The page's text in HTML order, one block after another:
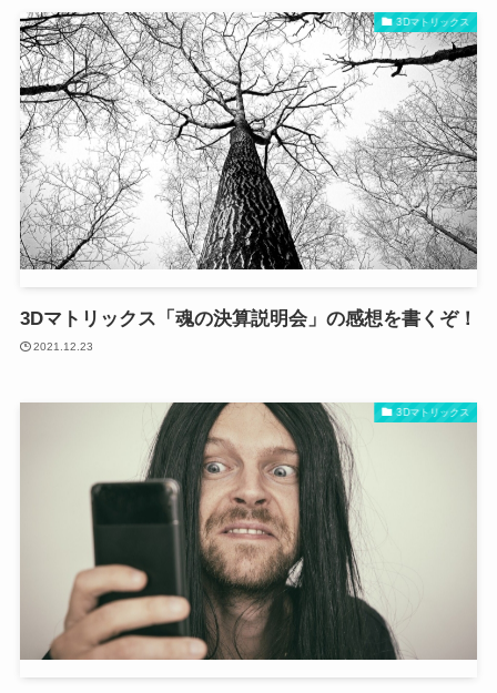
3Dマトリックス
3Dマトリックス「魂の決算説明会」の感想を書くぞ！
2021.12.23
3Dマトリックス